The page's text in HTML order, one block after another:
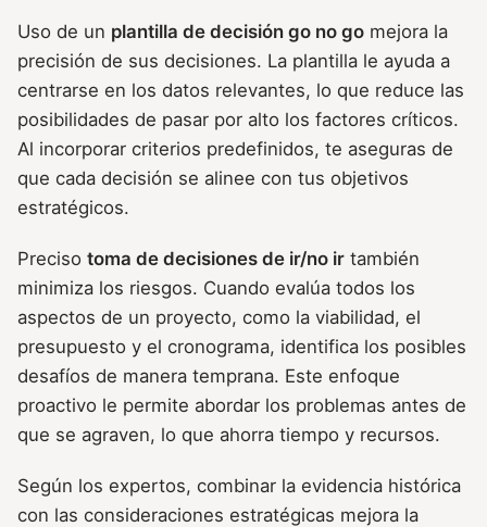
Uso de un plantilla de decisión go no go mejora la
precisión de sus decisiones. La plantilla le ayuda a
centrarse en los datos relevantes, lo que reduce las
posibilidades de pasar por alto los factores críticos.
Al incorporar criterios predefinidos, te aseguras de
que cada decisión se alinee con tus objetivos
estratégicos.
Preciso toma de decisiones de ir/no ir también
minimiza los riesgos. Cuando evalúa todos los
aspectos de un proyecto, como la viabilidad, el
presupuesto y el cronograma, identifica los posibles
desafíos de manera temprana. Este enfoque
proactivo le permite abordar los problemas antes de
que se agraven, lo que ahorra tiempo y recursos.
Según los expertos, combinar la evidencia histórica
con las consideraciones estratégicas mejora la